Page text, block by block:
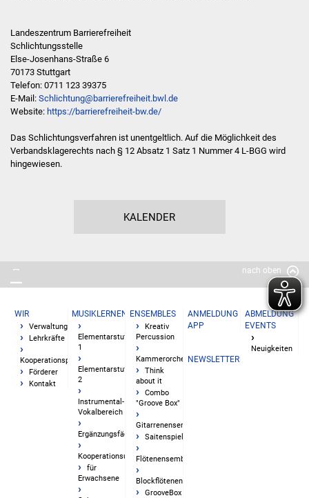
Landeszentrum Barrierefreiheit
Schlichtungsstelle
Else-Josenhans-Straße 6
70173 Stuttgart
Telefon: 0711 123 39375
E-Mail: Schlichtung@barrierefreiheit.bwl.de
Website: https://barrierefreiheit-bw.de/
Das Schlichtungsverfahren ist unentgeltlich. Auf die Möglichkeit des
Verbandsklagerechts nach § 12 Absatz 1 Satz 1 Nummer 4 L-BGG wird
hingewiesen.
KALENDER
nach oben
WIR
Verwaltung
Lehrkräfte
Kooperationspartner
Förderer
Kontakt
MUSIKLERNEN
Elementarstufe
1
Elementarstufe
2
Instrumental-
Vokalbereich
Ergänzungsfächer
Kooperationsunterricht
für
Erwachsene
ENSEMBLES
Kreativ
Percussion
Kammerorchester
Think
about it
Combo
"Groove Box"
Gitarrenensemble
Saitenspiel
Flötenensemble
Blockflötenensemble
GrooveBox
ANMELDUNG
ABMELDUNG
APP
EVENTS
Neuigkeiten
NEWSLETTER